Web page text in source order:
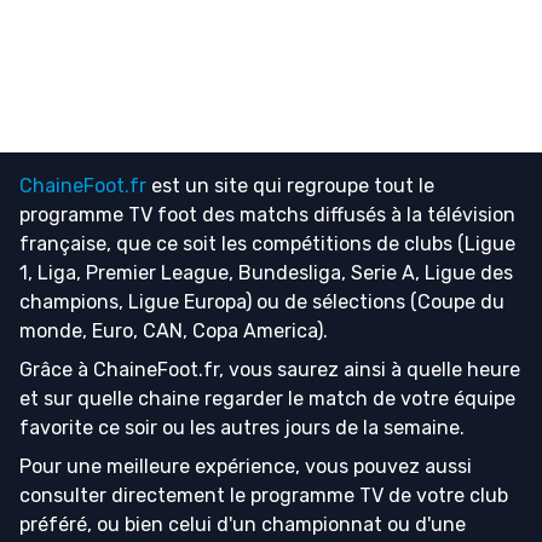
ChaineFoot.fr est un site qui regroupe tout le
programme TV foot des matchs diffusés à la télévision
française, que ce soit les compétitions de clubs (Ligue
1, Liga, Premier League, Bundesliga, Serie A, Ligue des
champions, Ligue Europa) ou de sélections (Coupe du
monde, Euro, CAN, Copa America).
Grâce à ChaineFoot.fr, vous saurez ainsi à quelle heure
et sur quelle chaine regarder le match de votre équipe
favorite ce soir ou les autres jours de la semaine.
Pour une meilleure expérience, vous pouvez aussi
consulter directement le programme TV de votre club
préféré, ou bien celui d'un championnat ou d'une